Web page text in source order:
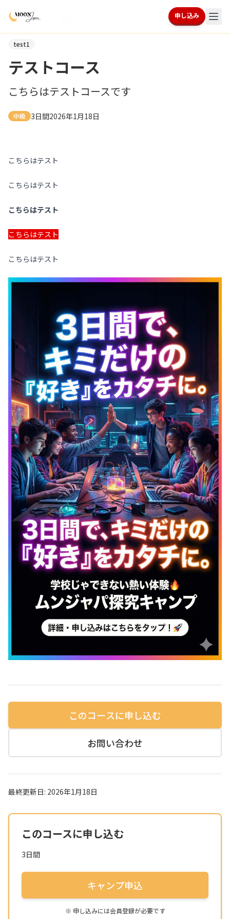
申し込み
ホーム/コース一覧
test1
テストコース
こちらはテストコースです
中級 3日間2026年1月18日
こちらはテスト
こちらはテスト
こちらはテスト
こちらはテスト
こちらはテスト
このコースに申し込む
お問い合わせ
最終更新日: 2026年1月18日
このコースに申し込む
3日間
キャンプ申込
※ 申し込みには会員登録が必要です